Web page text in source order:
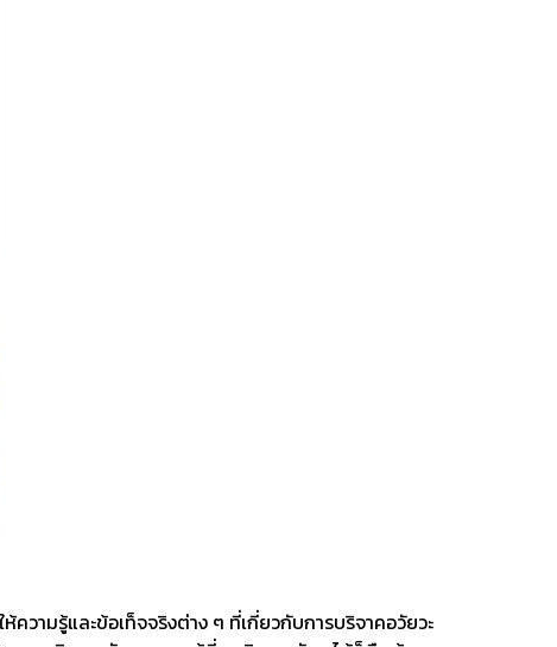
วามรู้และข้อเท็จจริงต่าง ๆ ที่เกี่ยวกับการบริจาคอวัยวะ